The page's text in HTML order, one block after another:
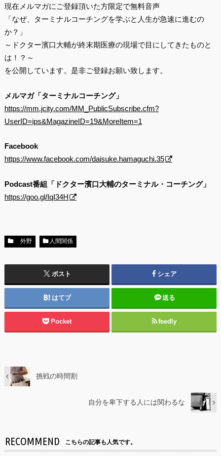
現在メルマガにご登録頂いた方限定で無料音声
「なぜ、ターミナルコーチングを学ぶと人生が急速に進むの
か？」
～ドクター濱口大輔が終末期医療の現場で目にしてきたものと
は！？～
を公開しています。是非ご登録お願い致します。
メルマガ「ターミナルコーチング」
https://mm.jcity.com/MM_PublicSubscribe.cfm?
UserID=ips&MagazineID=19&MoreItem=1
Facebook
https://www.facebook.com/daisuke.hamaguchi.35
Podcast番組「ドクター濱口大輔のターミナル・コーチング」
https://goo.gl/IqI34H
外野 人間関係
ポスト シェア
はてブ 送る
Pocket feedly
挑戦の時間割
自分を卑下する人には関わるな
RECOMMEND こちらの記事も人気です。